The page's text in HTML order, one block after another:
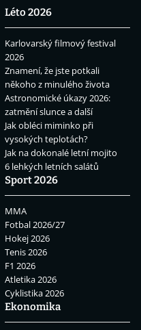
Léto 2026
Karlovarský filmový festival
2026
Znamení, že jste potkali
někoho z minulého života
Astronomické úkazy 2026:
zatmění slunce a další
Jak obléci miminko při
vysokých teplotách?
Jak na dokonalé letní mojito
6 lehkých letních salátů
Sport 2026
MMA
Fotbal 2026/27
Hokej 2026
Tenis 2026
F1 2026
Atletika 2026
Cyklistika 2026
Ekonomika